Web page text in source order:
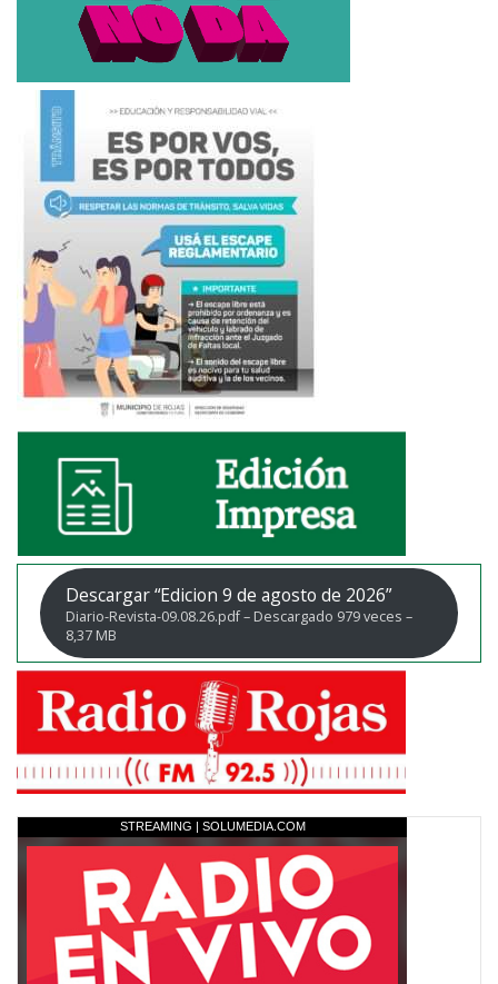
Descargar “Edicion 9 de agosto de 2026”
Diario-Revista-09.08.26.pdf – Descargado 979 veces –
8,37 MB